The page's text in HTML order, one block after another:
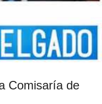
Comisaría de